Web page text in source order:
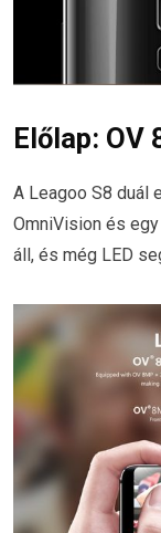
Előlap: OV
A Leagoo S8 duál
OmniVision és
áll, és még LED